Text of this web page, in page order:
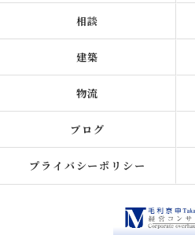
相談
建築
物流
ブログ
プライバシーポリシー